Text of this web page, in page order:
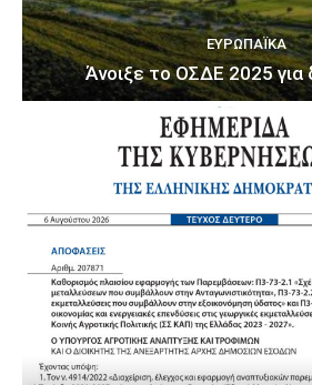
ΕΥΡΩΠΑΪΚΆ
Άνοιξε το ΟΣΔΕ 2025 για